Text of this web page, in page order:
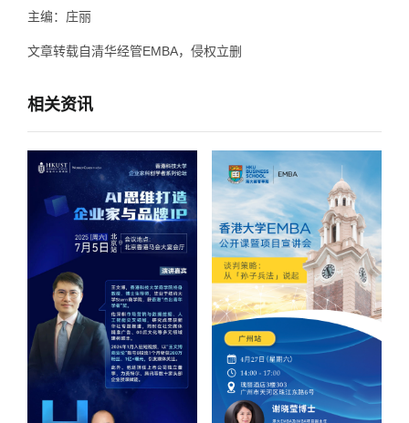
主编：庄丽
文章转载自清华经管EMBA，侵权立删
相关资讯